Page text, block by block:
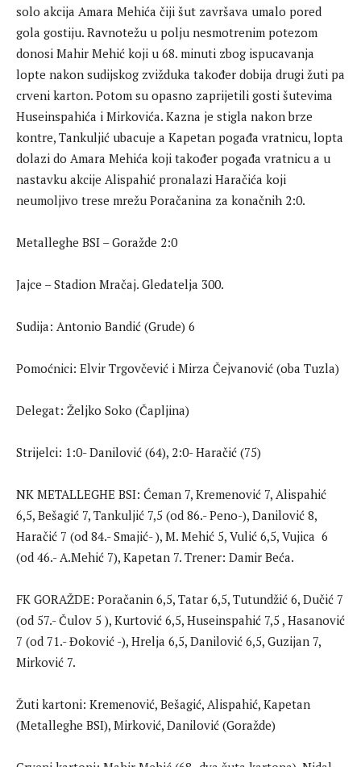
solo akcija Amara Mehića čiji šut završava umalo pored
gola gostiju. Ravnotežu u polju nesmotrenim potezom
donosi Mahir Mehić koji u 68. minuti zbog ispucavanja
lopte nakon sudijskog zvižduka također dobija drugi žuti pa
crveni karton. Potom su opasno zaprijetili gosti šutevima
Huseinspahića i Mirkovića. Kazna je stigla nakon brze
kontre, Tankuljić ubacuje a Kapetan pogađa vratnicu, lopta
dolazi do Amara Mehića koji također pogađa vratnicu a u
nastavku akcije Alispahić pronalazi Haračića koji
neumoljivo trese mrežu Poračanina za konačnih 2:0.
Metalleghe BSI – Goražde 2:0
Jajce – Stadion Mračaj. Gledatelja 300.
Sudija: Antonio Bandić (Grude) 6
Pomoćnici: Elvir Trgovčević i Mirza Čejvanović (oba Tuzla)
Delegat: Željko Soko (Čapljina)
Strijelci: 1:0- Danilović (64), 2:0- Haračić (75)
NK METALLEGHE BSI: Ćeman 7, Kremenović 7, Alispahić
6,5, Bešagić 7, Tankuljić 7,5 (od 86.- Peno-), Danilović 8,
Haračić 7 (od 84.- Smajić- ), M. Mehić 5, Vulić 6,5, Vujica 6
(od 46.- A.Mehić 7), Kapetan 7. Trener: Damir Beća.
FK GORAŽDE: Poračanin 6,5, Tatar 6,5, Tutundžić 6, Dučić 7
(od 57.- Čulov 5 ), Kurtović 6,5, Huseinspahić 7,5 , Hasanović
7 (od 71.- Đoković -), Hrelja 6,5, Danilović 6,5, Guzijan 7,
Mirković 7.
Žuti kartoni: Kremenović, Bešagić, Alispahić, Kapetan
(Metalleghe BSI), Mirković, Danilović (Goražde)